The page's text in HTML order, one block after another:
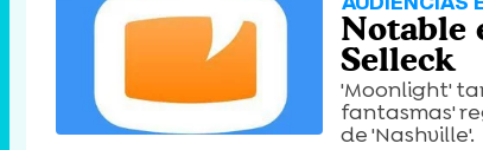
Notable
Selleck
'Moonlight'
fantasmas'
de 'Nashville'.